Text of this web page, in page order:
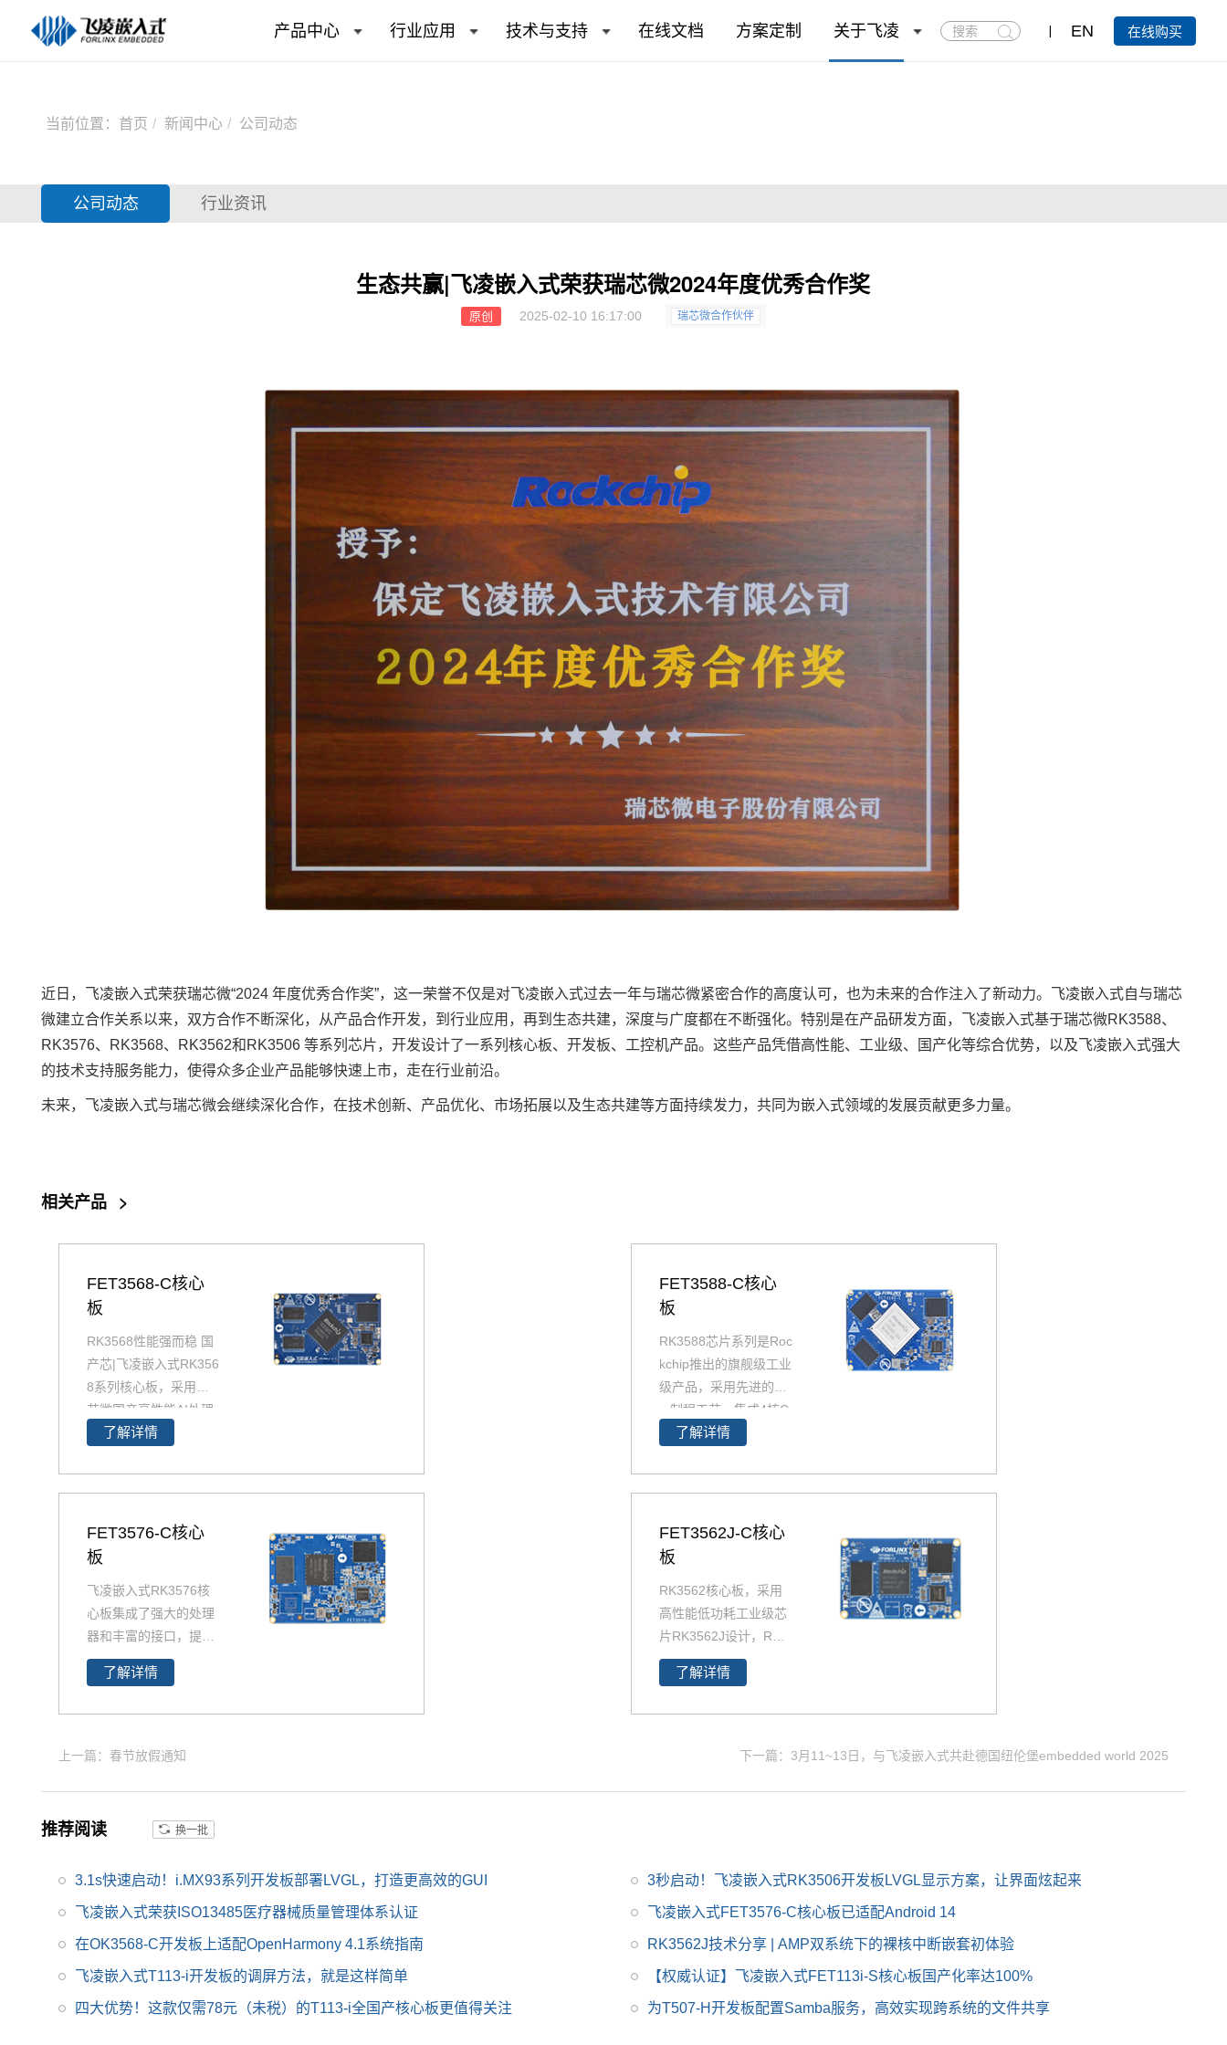
产品中心 行业应用 技术与支持 在线文档 方案定制 关于飞凌
搜
索
EN 在线购买
当前位置： 首页 新闻中心 公司动态
公司动态 行业资讯
生态共赢|飞凌嵌入式荣获瑞芯微2024年度优秀合作奖
原创 2025-02-10 16:17:00 瑞芯微合作伙伴
近日， 飞凌嵌入式荣获瑞芯微“2024 年度优秀合作奖”，这一荣誉不仅是对飞凌嵌入式过去一年与瑞芯微紧密合作的高度认可，也为未来的合作注入了新动力。飞凌嵌入式自与瑞芯
微建立合作关系以来，双方合作不断深化，从产品合作开发，到行业应用，再到生态共建，深度与广度都在不断强化。特别是在产品研发方面，飞凌嵌入式基于瑞芯微RK3588、
RK3576、 RK3568、RK3562和RK3506 等系列 芯片，开发设计了一系列核心板、开发板、 工控机产品。这些产品凭借高性能、工业级、国产化等综合优势，以及飞凌嵌入式强大
的技术支持服务能力，使得众多企业产品能够快速上市，走在行业前沿。
未来，飞凌嵌入式与瑞芯微会继续深化合作，在技术创新、产品优化、市场拓展以及生态共建等方面持续发力，共同为嵌入式领域的发展贡献更多力量。
相关产品 >
FET3568-C核心
板
RK3568性能强而稳 国
产芯|飞凌嵌入式RK356
8系列核心板，采用瑞
芯微国产高性能AI处理
器RK3568设计生产，R
U、NPU、VPU于一
价比在同类产品中具有
较高优势，RK3568处
理器是一款定位中高端
的通用型SoC， 飞凌R
K3568核心板主要面向
工业互联网、HMI、NV
R存储、车载中控、工
业网关等领域。目前RK
了解详情
FET3588-C核心
板
RK3588芯片系列是Roc
kchip推出的旗舰级工业
级产品，采用先进的8n
m制程工艺，集成4核C
ortex-A76+4核Cortex-
达2.4GHz，A55核主频
强大的性能支撑。飞凌
FET3588-C核心板经过
了严苛的环境温度测试
和压力测试，确保在高
端应用中能够稳定运
行。您可以通过飞凌提
供的rk3588开发套件充
分评估和验证其性能。
了解详情
FET3576-C核心
板
飞凌嵌入式RK3576核
心板集成了强大的处理
器和丰富的接口，提供
出色的计算能力和扩展
性。RK3576核心板以
AIoT、边缘计算、智能
选择。无论是数据处理
还是边缘计算，RK357
6都能为项目提供强大
荐选择飞凌嵌入式瑞芯
微系列RK3576J业级核
核心板
了解详情
FET3562J-C核心
板
RK3562核心板，采用
高性能低功耗工业级芯
片RK3562J设计，RK3
562J是瑞芯微专为工业
自动化及消费类电子设
器，集成了4个ARM Co
频高达1.8GHz。RK35
与维护。
了解详情
上一篇：春节放假通知 下一篇：3月11~13日，与飞凌嵌入式共赴德国纽伦堡embedded world 2025
推荐阅读 换一批
3.1s快速启动！i.MX93系列开发板部署LVGL，打造更高效的GUI 3秒启动！飞凌嵌入式RK3506开发板LVGL显示方案，让界面炫起来
飞凌嵌入式荣获ISO13485医疗器械质量管理体系认证 飞凌嵌入式FET3576-C核心板已适配Android 14
在OK3568-C开发板上适配OpenHarmony 4.1系统指南 RK3562J技术分享 | AMP双系统下的裸核中断嵌套初体验
飞凌嵌入式T113-i开发板的调屏方法，就是这样简单 【权威认证】飞凌嵌入式FET113i-S核心板国产化率达100%
四大优势！这款仅需78元（未税）的T113-i全国产核心板更值得关注 为T507-H开发板配置Samba服务，高效实现跨系统的文件共享